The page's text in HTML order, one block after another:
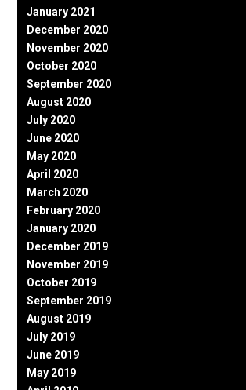
January 2021
December 2020
November 2020
October 2020
September 2020
August 2020
July 2020
June 2020
May 2020
April 2020
March 2020
February 2020
January 2020
December 2019
November 2019
October 2019
September 2019
August 2019
July 2019
June 2019
May 2019